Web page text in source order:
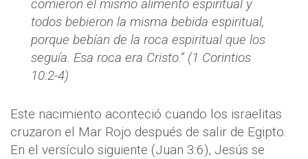
comieron el mismo alimento espiritual y
todos bebieron la misma bebida espiritual,
porque bebían de la roca espiritual que los
seguía. Esa roca era Cristo.” (1 Corintios
10:2-4)
Este nacimiento aconteció cuando los israelitas
cruzaron el Mar Rojo después de salir de Egipto.
En el versículo siguiente (Juan 3:6), Jesús se